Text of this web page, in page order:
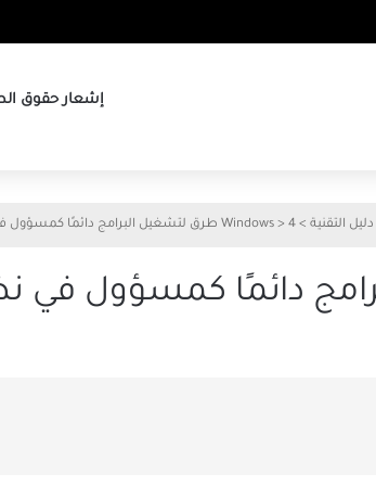
إشعار حقوق
دليل التقنية >
Windows > 4 طرق لتشغيل البرامج دائمًا كمسؤول في نظام التشغيل Windows 10